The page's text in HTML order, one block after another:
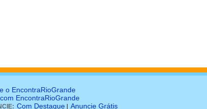
o EncontraRioGrande
EncontraRioGrande
Com Destaque Anuncie Grátis